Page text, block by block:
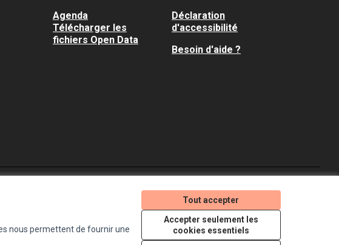
nous permettent de fournir une
Tout accepter
Accepter seulement les
cookies essentiels
Agenda
Télécharger les
fichiers Open Data
Déclaration
d'accessibilité
Besoin d'aide ?
(Lien externe)
(Lien externe)
(Lien externe)